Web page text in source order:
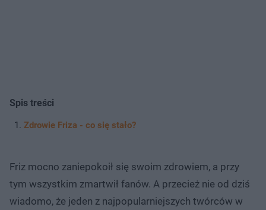
Spis treści
Zdrowie Friza - co się stało?
Friz mocno zaniepokoił się swoim zdrowiem, a przy
tym wszystkim zmartwił fanów. A przecież nie od dziś
wiadomo, że jeden z najpopularniejszych twórców w